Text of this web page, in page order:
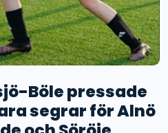
Böle pressade
segrar för Alnö